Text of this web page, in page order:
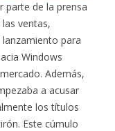
parte de la prensa
ventas,
para
Windows
Además,
a acusar
los títulos
Este cúmulo